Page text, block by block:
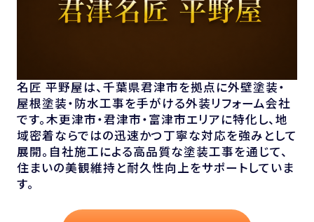
名匠 平野屋は、千葉県君津市を拠点に外壁塗装・
屋根塗装・防水工事を手がける外装リフォーム会社
です。木更津市・君津市・富津市エリアに特化し、地
域密着ならではの迅速かつ丁寧な対応を強みとして
展開。自社施工による高品質な塗装工事を通じて、
住まいの美観維持と耐久性向上をサポートしていま
す。